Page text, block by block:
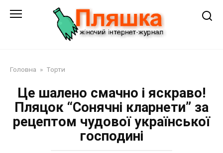
Головна » Торти
Це шалено смачно і яскраво!
Пляцок “Сонячні кларнети” за
рецептом чудової української
господині